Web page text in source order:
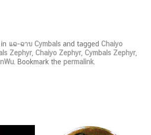
แฉ-ฉาบ Cymbals and tagged Chaiyo
Zephyr Chaiyo Zephyr Cymbals Zephyr
. Bookmark the permalink